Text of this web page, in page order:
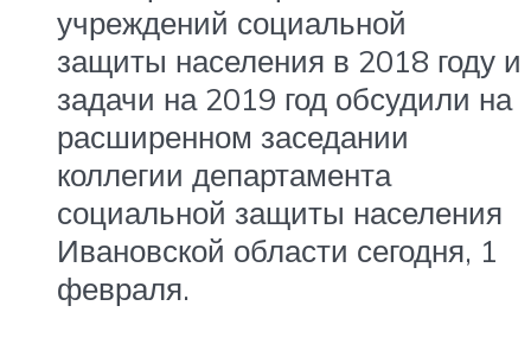
учреждений социальной
защиты населения в 2018 году и
задачи на 2019 год обсудили на
расширенном заседании
коллегии департамента
социальной защиты населения
Ивановской области сегодня, 1
февраля.